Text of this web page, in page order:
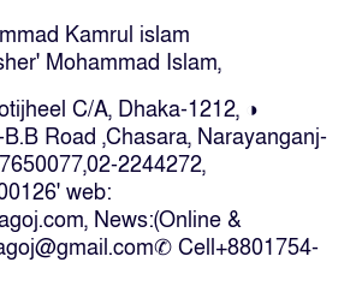
নারায়ণগঞ্জে ডিবি পুলিশ পরিচয়ে ১৮
লাখ টাকা ছিনতাইয়ের অভিযোগে
মামলা
এনসিপির মুখ্য সমন্বয়ক নাসীরুদ্দীন
পাটওয়ারীকে নারায়ণগঞ্জে অবাঞ্ছিত
ঘোষণা
Kamrul islam
Mohammad Islam,
C/A, Dhaka-1212, ◑
Road ,Chasara, Narayanganj-
2244272,
web:
News:(Online &
Cell+8801754-